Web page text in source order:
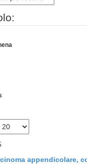
appendicolare,